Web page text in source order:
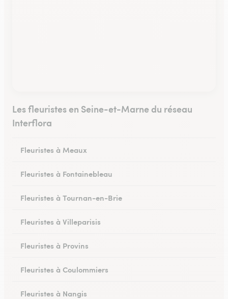
Les fleuristes en Seine-et-Marne du réseau
Interflora
Fleuristes à Meaux
Fleuristes à Fontainebleau
Fleuristes à Tournan-en-Brie
Fleuristes à Villeparisis
Fleuristes à Provins
Fleuristes à Coulommiers
Fleuristes à Nangis